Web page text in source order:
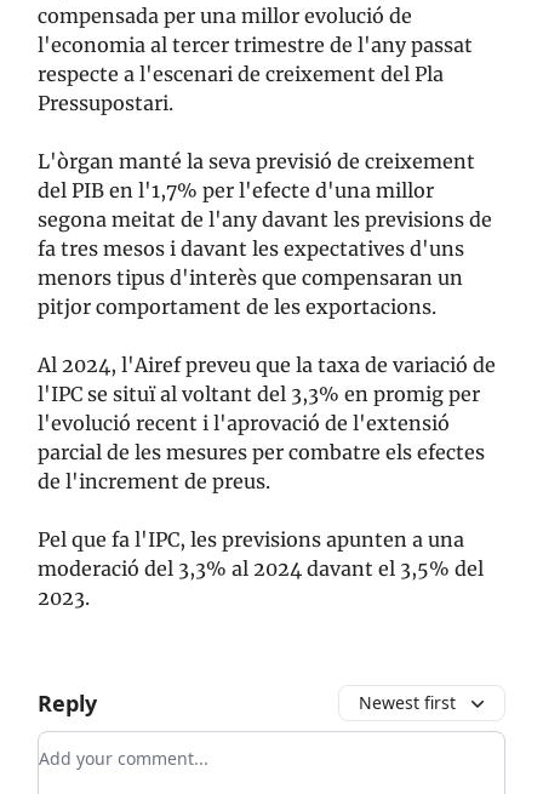
compensada per una millor evolució de
l'economia al tercer trimestre de l'any passat
respecte a l'escenari de creixement del Pla
Pressupostari.
L'òrgan manté la seva previsió de creixement
del PIB en l'1,7% per l'efecte d'una millor
segona meitat de l'any davant les previsions de
fa tres mesos i davant les expectatives d'uns
menors tipus d'interès que compensaran un
pitjor comportament de les exportacions.
Al 2024, l'Airef preveu que la taxa de variació de
l'IPC se situï al voltant del 3,3% en promig per
l'evolució recent i l'aprovació de l'extensió
parcial de les mesures per combatre els efectes
de l'increment de preus.
Pel que fa l'IPC, les previsions apunten a una
moderació del 3,3% al 2024 davant el 3,5% del
2023.
Reply Newest first
Add your comment